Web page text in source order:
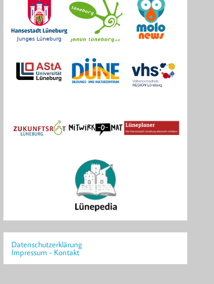
Datenschutzerklärung
Impressum - Kontakt